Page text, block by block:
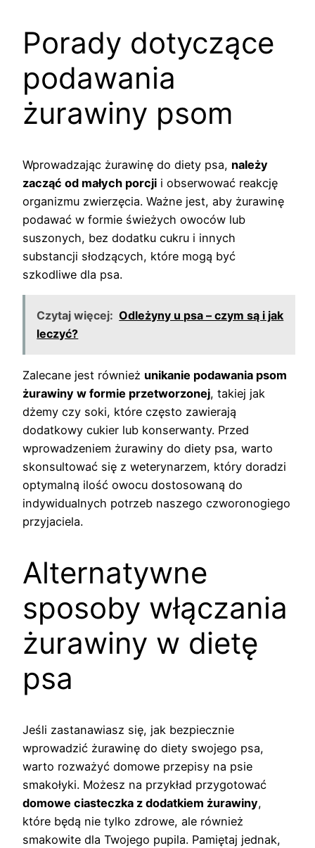
Porady dotyczące
podawania
żurawiny psom
Wprowadzając żurawinę do diety psa, należy
zacząć od małych porcji i obserwować reakcję
organizmu zwierzęcia. Ważne jest, aby żurawinę
podawać w formie świeżych owoców lub
suszonych, bez dodatku cukru i innych
substancji słodzących, które mogą być
szkodliwe dla psa.
Czytaj więcej: Odleżyny u psa – czym są i jak
leczyć?
Zalecane jest również unikanie podawania psom
żurawiny w formie przetworzonej, takiej jak
dżemy czy soki, które często zawierają
dodatkowy cukier lub konserwanty. Przed
wprowadzeniem żurawiny do diety psa, warto
skonsultować się z weterynarzem, który doradzi
optymalną ilość owocu dostosowaną do
indywidualnych potrzeb naszego czworonogiego
przyjaciela.
Alternatywne
sposoby włączania
żurawiny w dietę
psa
Jeśli zastanawiasz się, jak bezpiecznie
wprowadzić żurawinę do diety swojego psa,
warto rozważyć domowe przepisy na psie
smakołyki. Możesz na przykład przygotować
domowe ciasteczka z dodatkiem żurawiny,
które będą nie tylko zdrowe, ale również
smakowite dla Twojego pupila. Pamiętaj jednak,